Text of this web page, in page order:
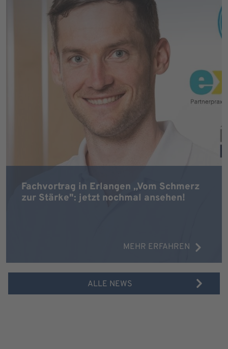
Fachvortrag in Erlangen „Vom Schmerz
zur Stärke": jetzt nochmal ansehen!
MEHR ERFAHREN
ALLE NEWS